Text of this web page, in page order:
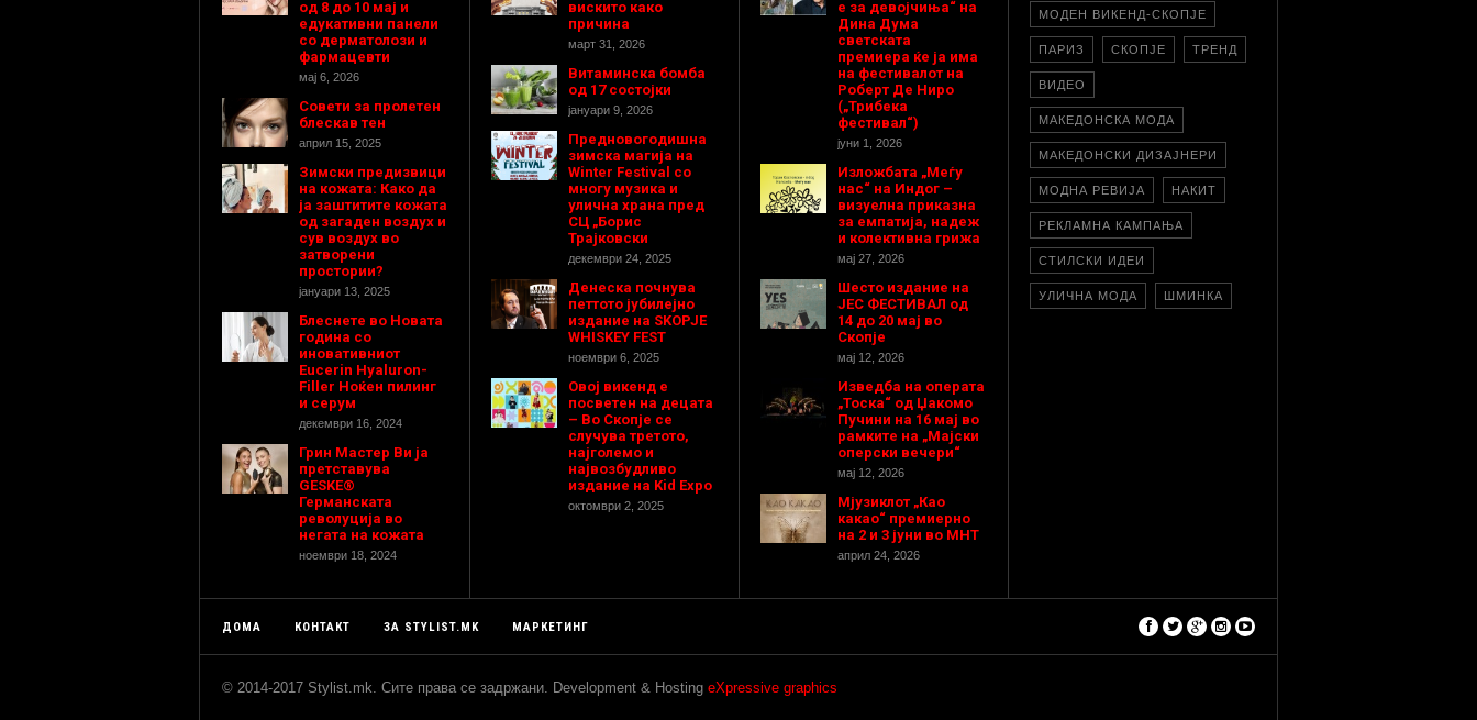
од 8 до 10 мај и
едукативни панели
со дерматолози и
фармацевти
мај 6, 2026
Совети за пролетен
блескав тен
април 15, 2025
Зимски предизвици
на кожата: Како да
ја заштитите кожата
од загаден воздух и
сув воздух во
затворени
простории?
јануари 13, 2025
Блеснете во Новата
година со
иновативниот
Eucerin Hyaluron-
Filler Ноќен пилинг
и серум
декември 16, 2024
Грин Мастер Ви ја
претставува
GESKE®
Германската
револуција во
негата на кожата
ноември 18, 2024
вискито како
причина
март 31, 2026
Витаминска бомба
од 17 состојки
јануари 9, 2026
Предновогодишнa
зимска магија на
Winter Festival со
многу музика и
улична храна пред
СЦ „Борис
Трајковски
декември 24, 2025
Денеска почнува
петтото јубилејно
издание на SKOPJE
WHISKEY FEST
ноември 6, 2025
Овој викенд е
посветен на децата
– Во Скопје се
случува третото,
најголемо и
највозбудливо
издание на Kid Expo
октомври 2, 2025
е за девојчиња“ на
Дина Дума
светската
премиера ќе ја има
на фестивалот на
Роберт Де Ниро
(„Трибека
фестивал“)
јуни 1, 2026
Изложбата „Меѓу
нас“ на Индог –
визуелна приказна
за емпатија, надеж
и колективна грижа
мај 27, 2026
Шесто издание на
ЈЕС ФЕСТИВАЛ од
14 до 20 мај во
Скопје
мај 12, 2026
Изведба на операта
„Тоска“ од Џакомо
Пучини на 16 мај во
рамките на „Мајски
оперски вечери“
мај 12, 2026
Мјузиклот „Као
какао“ премиерно
на 2 и 3 јуни во МНТ
април 24, 2026
МОДЕН ВИКЕНД-СКОПЈЕ
ПАРИЗ СКОПЈЕ ТРЕНД
ВИДЕО
МАКЕДОНСКА МОДА
МАКЕДОНСКИ ДИЗАЈНЕРИ
МОДНА РЕВИЈА НАКИТ
РЕКЛАМНА КАМПАЊА
СТИЛСКИ ИДЕИ
УЛИЧНА МОДА ШМИНКА
ДОМА КОНТАКТ ЗА STYLIST.MK МАРКЕТИНГ
© 2014-2017 Stylist.mk. Сите права се задржани. Development & Hosting eXpressive graphics